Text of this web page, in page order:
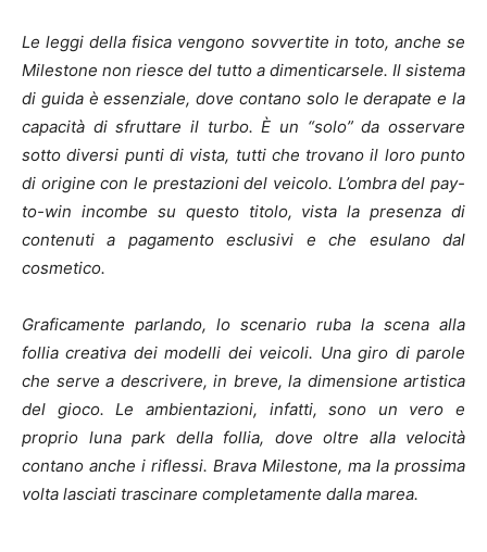
Le leggi della fisica vengono sovvertite in toto, anche se
Milestone non riesce del tutto a dimenticarsele. Il sistema
di guida è essenziale, dove contano solo le derapate e la
capacità di sfruttare il turbo. È un “solo” da osservare
sotto diversi punti di vista, tutti che trovano il loro punto
di origine con le prestazioni del veicolo. L’ombra del pay-
to-win incombe su questo titolo, vista la presenza di
contenuti a pagamento esclusivi e che esulano dal
cosmetico.
Graficamente parlando, lo scenario ruba la scena alla
follia creativa dei modelli dei veicoli. Una giro di parole
che serve a descrivere, in breve, la dimensione artistica
del gioco. Le ambientazioni, infatti, sono un vero e
proprio luna park della follia, dove oltre alla velocità
contano anche i riflessi. Brava Milestone, ma la prossima
volta lasciati trascinare completamente dalla marea.